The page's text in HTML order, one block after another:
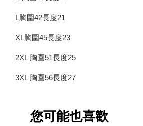
L胸圍42長度21
XL胸圍45長度23
2XL 胸圍51長度25
3XL 胸圍56長度27
您可能也喜歡